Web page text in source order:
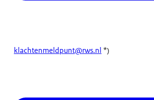
klachtenmeldpunt@rws.nl *)